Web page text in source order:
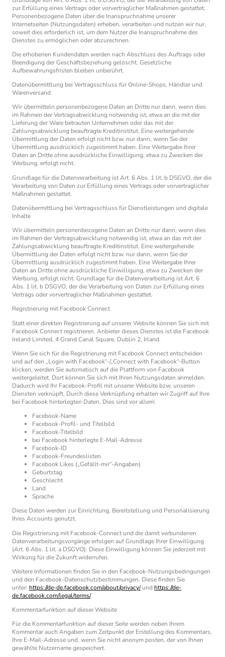
zur Erfüllung eines Vertrags oder vorvertraglicher Maßnahmen gestattet.
Personenbezogene Daten über die Inanspruchnahme unserer
Internetseiten (Nutzungsdaten) erheben, verarbeiten und nutzen wir nur,
soweit dies erforderlich ist, um dem Nutzer die Inanspruchnahme des
Dienstes zu ermöglichen oder abzurechnen.
Die erhobenen Kundendaten werden nach Abschluss des Auftrags oder
Beendigung der Geschäftsbeziehung gelöscht. Gesetzliche
Aufbewahrungsfristen bleiben unberührt.
Datenübermittlung bei Vertragsschluss für Online-Shops, Händler und
Warenversand
Wir übermitteln personenbezogene Daten an Dritte nur dann, wenn dies
im Rahmen der Vertragsabwicklung notwendig ist, etwa an die mit der
Lieferung der Ware betrauten Unternehmen oder das mit der
Zahlungsabwicklung beauftragte Kreditinstitut. Eine weitergehende
Übermittlung der Daten erfolgt nicht bzw. nur dann, wenn Sie der
Übermittlung ausdrücklich zugestimmt haben. Eine Weitergabe Ihrer
Daten an Dritte ohne ausdrückliche Einwilligung, etwa zu Zwecken der
Werbung, erfolgt nicht.
Grundlage für die Datenverarbeitung ist Art. 6 Abs. 1 lit. b DSGVO, der die
Verarbeitung von Daten zur Erfüllung eines Vertrags oder vorvertraglicher
Maßnahmen gestattet.
Datenübermittlung bei Vertragsschluss für Dienstleistungen und digitale
Inhalte
Wir übermitteln personenbezogene Daten an Dritte nur dann, wenn dies
im Rahmen der Vertragsabwicklung notwendig ist, etwa an das mit der
Zahlungsabwicklung beauftragte Kreditinstitut. Eine weitergehende
Übermittlung der Daten erfolgt nicht bzw. nur dann, wenn Sie der
Übermittlung ausdrücklich zugestimmt haben. Eine Weitergabe Ihrer
Daten an Dritte ohne ausdrückliche Einwilligung, etwa zu Zwecken der
Werbung, erfolgt nicht. Grundlage für die Datenverarbeitung ist Art. 6
Abs. 1 lit. b DSGVO, der die Verarbeitung von Daten zur Erfüllung eines
Vertrags oder vorvertraglicher Maßnahmen gestattet.
Registrierung mit Facebook Connect
Statt einer direkten Registrierung auf unserer Website können Sie sich mit
Facebook Connect registrieren. Anbieter dieses Dienstes ist die Facebook
Ireland Limited, 4 Grand Canal Square, Dublin 2, Irland.
Wenn Sie sich für die Registrierung mit Facebook Connect entscheiden
und auf den „Login with Facebook“-/„Connect with Facebook“-Button
klicken, werden Sie automatisch auf die Plattform von Facebook
weitergeleitet. Dort können Sie sich mit Ihren Nutzungsdaten anmelden.
Dadurch wird Ihr Facebook-Profil mit unserer Website bzw. unseren
Diensten verknüpft. Durch diese Verknüpfung erhalten wir Zugriff auf Ihre
bei Facebook hinterlegten Daten. Dies sind vor allem:
Facebook-Name
Facebook-Profil- und Titelbild
Facebook-Titelbild
bei Facebook hinterlegte E-Mail-Adresse
Facebook-ID
Facebook-Freundeslisten
Facebook Likes („Gefällt-mir“-Angaben)
Geburtstag
Geschlecht
Land
Sprache
Diese Daten werden zur Einrichtung, Bereitstellung und Personalisierung
Ihres Accounts genutzt.
Die Registrierung mit Facebook-Connect und die damit verbundenen
Datenverarbeitungsvorgänge erfolgen auf Grundlage Ihrer Einwilligung
(Art. 6 Abs. 1 lit. a DSGVO). Diese Einwilligung können Sie jederzeit mit
Wirkung für die Zukunft widerrufen.
Weitere Informationen finden Sie in den Facebook-Nutzungsbedingungen
und den Facebook-Datenschutzbestimmungen. Diese finden Sie
unter: https://de-de.facebook.com/about/privacy/und https://de-
de.facebook.com/legal/terms/.
Kommentarfunktion auf dieser Website
Für die Kommentarfunktion auf dieser Seite werden neben Ihrem
Kommentar auch Angaben zum Zeitpunkt der Erstellung des Kommentars,
Ihre E-Mail-Adresse und, wenn Sie nicht anonym posten, der von Ihnen
gewählte Nutzername gespeichert.